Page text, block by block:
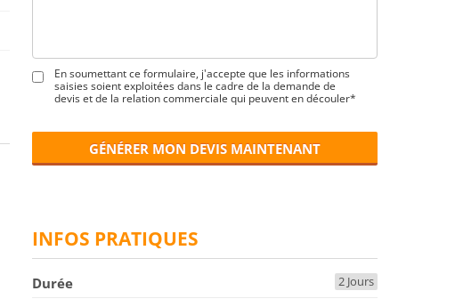
En soumettant ce formulaire, j'accepte que les informations
saisies soient exploitées dans le cadre de la demande de
devis et de la relation commerciale qui peuvent en découler*
GÉNÉRER MON DEVIS MAINTENANT
INFOS PRATIQUES
Durée 2 Jours